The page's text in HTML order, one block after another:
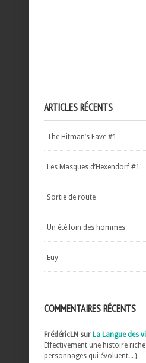
ARTICLES RÉCENTS
The Hitman’s Fave #1
Les Masques d’Hexendorf #1
Sortie de route
Un été loin des hommes
Euy
COMMENTAIRES RÉCENTS
FrédéricLN sur La Langue des
Effectivement une histoire riche
personnages qui évoluent... } –